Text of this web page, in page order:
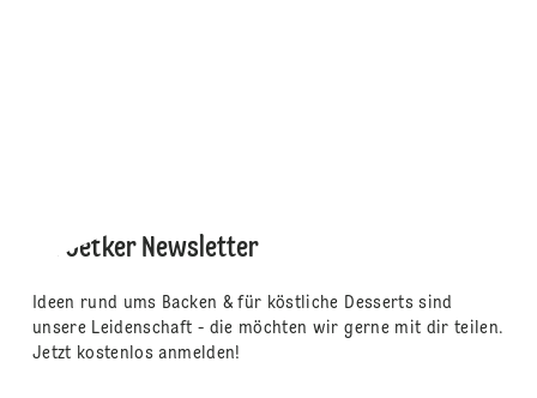
Dr. Oetker Newsletter
Ideen rund ums Backen & für köstliche Desserts sind
unsere Leidenschaft - die möchten wir gerne mit dir teilen.
Jetzt kostenlos anmelden!